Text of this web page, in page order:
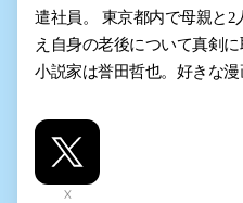
遣社員。 東京都内で母親と2
え自身の老後について真剣
小説家は誉田哲也。好きな漫
X